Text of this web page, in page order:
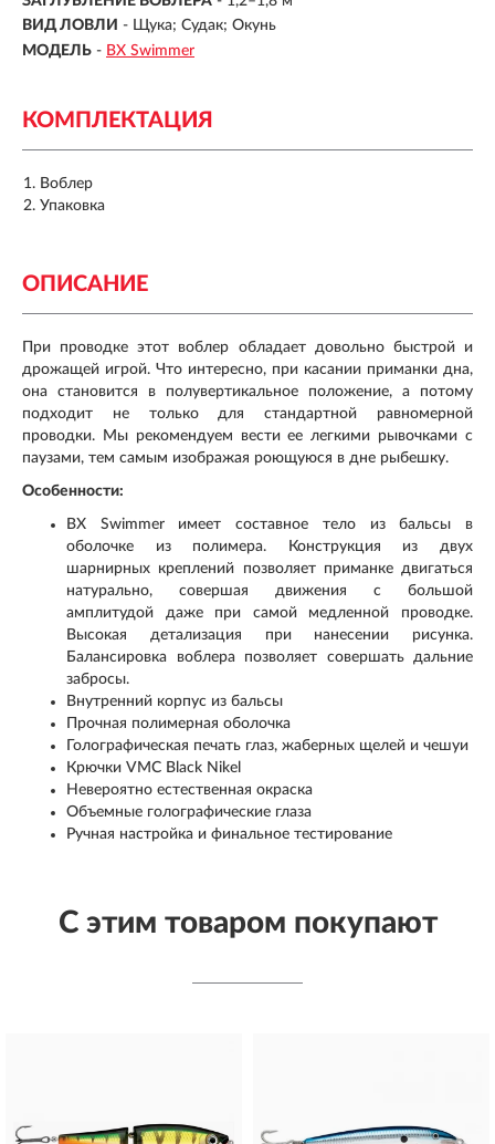
ВИД ЛОВЛИ - Щука; Судак; Окунь
МОДЕЛЬ - BX Swimmer
КОМПЛЕКТАЦИЯ
Воблер
Упаковка
ОПИСАНИЕ
При проводке этот воблер обладает довольно быстрой и
дрожащей игрой. Что интересно, при касании приманки дна,
она становится в полувертикальное положение, а потому
подходит не только для стандартной равномерной
проводки. Мы рекомендуем вести ее легкими рывочками с
паузами, тем самым изображая роющуюся в дне рыбешку.
Особенности:
BX Swimmer имеет составное тело из бальсы в
оболочке из полимера. Конструкция из двух
шарнирных креплений позволяет приманке двигаться
натурально, совершая движения с большой
амплитудой даже при самой медленной проводке.
Высокая детализация при нанесении рисунка.
Балансировка воблера позволяет совершать дальние
забросы.
Внутренний корпус из бальсы
Прочная полимерная оболочка
Голографическая печать глаз, жаберных щелей и чешуи
Крючки VMC Black Nikel
Невероятно естественная окраска
Объемные голографические глаза
Ручная настройка и финальное тестирование
С этим товаром покупают